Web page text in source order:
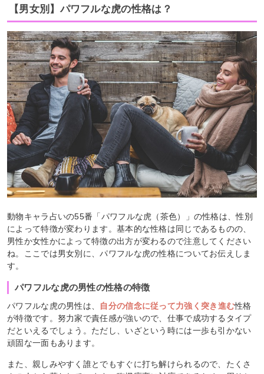
【男女別】パワフルな虎の性格は？
動物キャラ占いの55番「パワフルな虎（茶色）」の性格は、性別
によって特徴が変わります。基本的な性格は同じであるものの、
男性か女性かによって特徴の出方が変わるので注意してください
ね。ここでは男女別に、パワフルな虎の性格についてお伝えしま
す。
パワフルな虎の男性の性格の特徴
パワフルな虎の男性は、 自分の信念に従って力強く突き進む性格
が特徴です。努力家で責任感が強いので、仕事で成功するタイプ
だといえるでしょう。ただし、いざという時には一歩も引かない
頑固な一面もあります。
また、親しみやすく誰とでもすぐに打ち解けられるので、たくさ